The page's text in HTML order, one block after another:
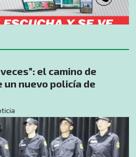
el camino de
nuevo policía de